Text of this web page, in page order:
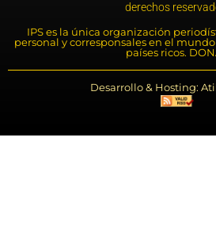
derechos
IPS es la única organización
personal y corresponsales en el
países ricos.
Desarrollo & Hosting: